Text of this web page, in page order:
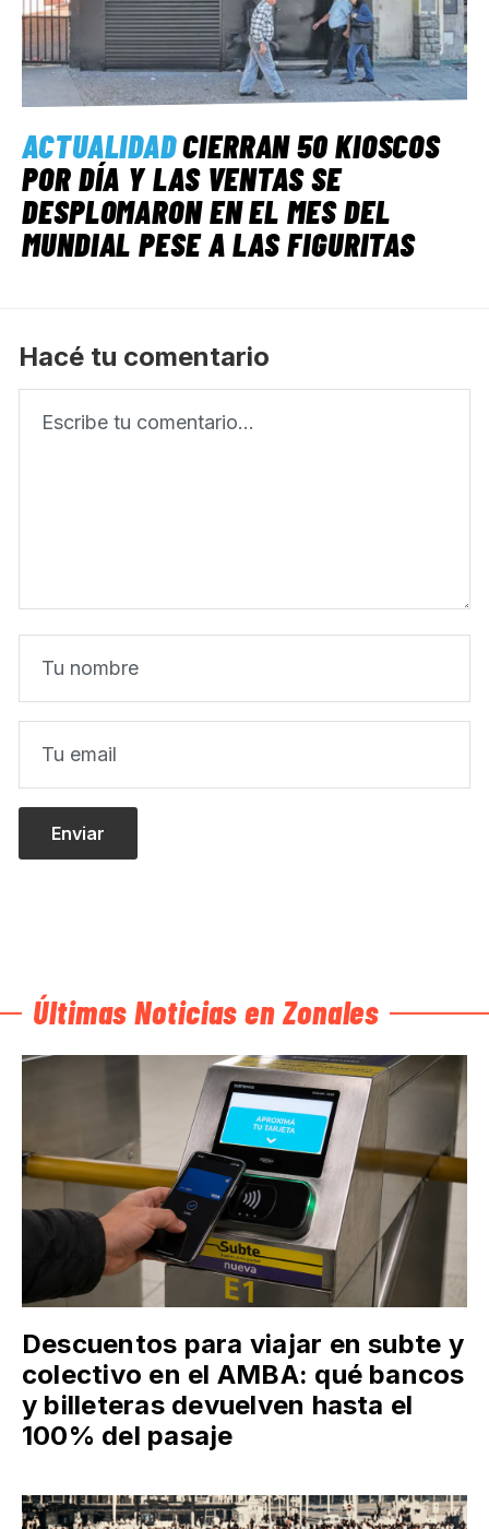
ACTUALIDADCIERRAN 50 KIOSCOS
POR DÍA Y LAS VENTAS SE
DESPLOMARON EN EL MES DEL
MUNDIAL PESE A LAS FIGURITAS
Hacé tu comentario
Últimas Noticias en Zonales
Descuentos para viajar en subte y
colectivo en el AMBA: qué bancos
y billeteras devuelven hasta el
100% del pasaje